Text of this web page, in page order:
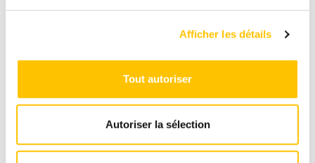
Afficher les détails
Tout autoriser
Autoriser la sélection